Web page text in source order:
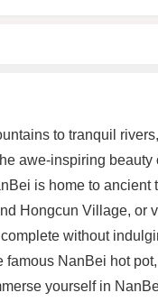
to tranquil
awe-inspiring
is home to
Hongcun Village, or
without
NanBei hot
yourself in